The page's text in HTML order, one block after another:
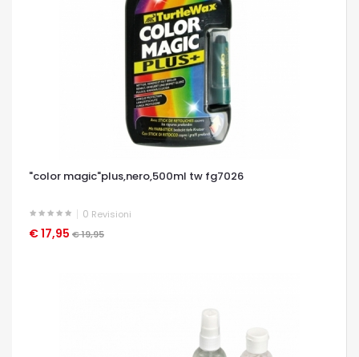
"color magic"plus,nero,500ml tw fg7026
0 Revisioni
€ 17,95 € 19,95
OCCHIATA VELOCE